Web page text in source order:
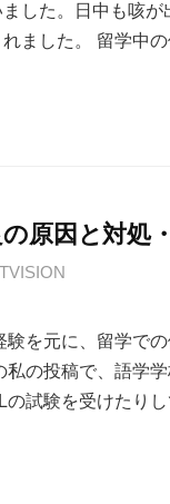
した。日中も咳
ました。 留学中
原因と対処
験を元に、留学で
私の投稿で、語学
の試験を受けたり